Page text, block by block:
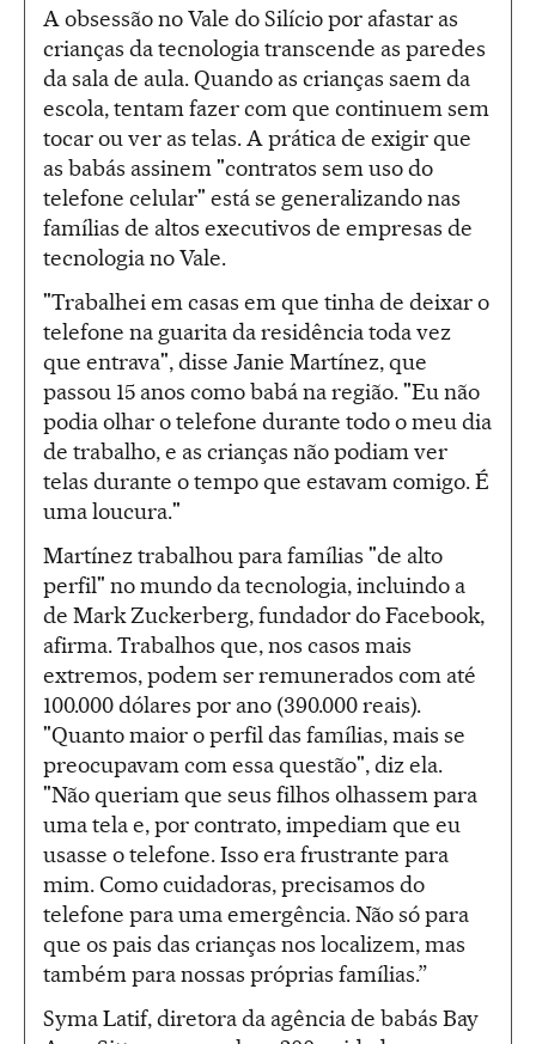
A obsessão no Vale do Silício por afastar as
crianças da tecnologia transcende as paredes
da sala de aula. Quando as crianças saem da
escola, tentam fazer com que continuem sem
tocar ou ver as telas. A prática de exigir que
as babás assinem "contratos sem uso do
telefone celular" está se generalizando nas
famílias de altos executivos de empresas de
tecnologia no Vale.
"Trabalhei em casas em que tinha de deixar o
telefone na guarita da residência toda vez
que entrava", disse Janie Martínez, que
passou 15 anos como babá na região. "Eu não
podia olhar o telefone durante todo o meu dia
de trabalho, e as crianças não podiam ver
telas durante o tempo que estavam comigo. É
uma loucura."
Martínez trabalhou para famílias "de alto
perfil" no mundo da tecnologia, incluindo a
de Mark Zuckerberg, fundador do Facebook,
afirma. Trabalhos que, nos casos mais
extremos, podem ser remunerados com até
100.000 dólares por ano (390.000 reais).
"Quanto maior o perfil das famílias, mais se
preocupavam com essa questão", diz ela.
"Não queriam que seus filhos olhassem para
uma tela e, por contrato, impediam que eu
usasse o telefone. Isso era frustrante para
mim. Como cuidadoras, precisamos do
telefone para uma emergência. Não só para
que os pais das crianças nos localizem, mas
também para nossas próprias famílias.”
Syma Latif, diretora da agência de babás Bay